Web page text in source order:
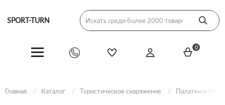
SPORT-TURN
0
Главная Каталог Туристическое снаряжение Палатки и